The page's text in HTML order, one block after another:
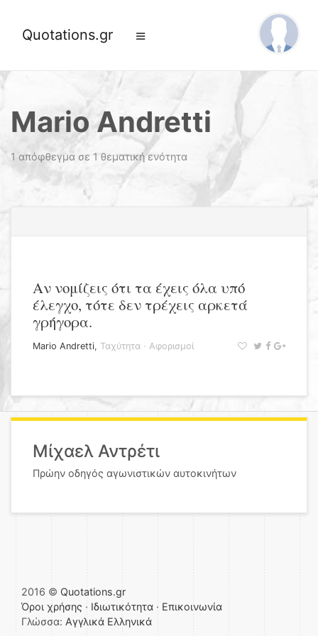
Quotations.gr
Mario Andretti
1 απόφθεγμα σε 1 θεματική ενότητα
Αν νομίζεις ότι τα έχεις όλα υπό
έλεγχο, τότε δεν τρέχεις αρκετά
γρήγορα.
Mario Andretti, Ταχύτητα · Αφορισμοί
Μίχαελ Αντρέτι
Πρώην οδηγός αγωνιστικών αυτοκινήτων
2016 © Quotations.gr
Όροι χρήσης · Ιδιωτικότητα · Επικοινωνία
Γλώσσα: Αγγλικά Ελληνικά